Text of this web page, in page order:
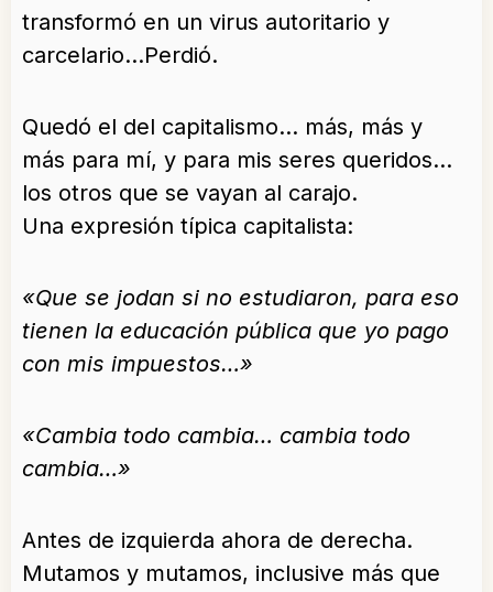
transformó en un virus autoritario y
carcelario…Perdió.
Quedó el del capitalismo… más, más y
más para mí, y para mis seres queridos…
los otros que se vayan al carajo.
Una expresión típica capitalista:
«Que se jodan si no estudiaron, para eso
tienen la educación pública que yo pago
con mis impuestos…»
«Cambia todo cambia… cambia todo
cambia…»
Antes de izquierda ahora de derecha.
Mutamos y mutamos, inclusive más que